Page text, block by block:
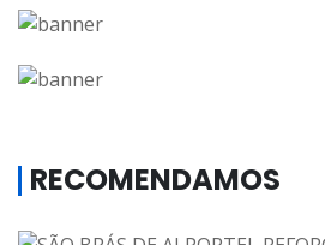
RECOMENDAMOS